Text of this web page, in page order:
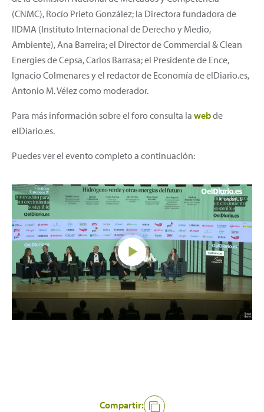
(CNMC), Rocío Prieto González; la Directora fundadora de
IIDMA (Instituto Internacional de Derecho y Medio,
Ambiente), Ana Barreira; el Director de Commercial & Clean
Energies de Cepsa, Carlos Barrasa; el Presidente de Ence,
Ignacio Colmenares y el redactor de Economía de elDiario.es,
Antonio M. Vélez como moderador.
Para más información sobre el foro consulta la webde
elDiario.es.
Puedes ver el evento completo a continuación:
Compartir: